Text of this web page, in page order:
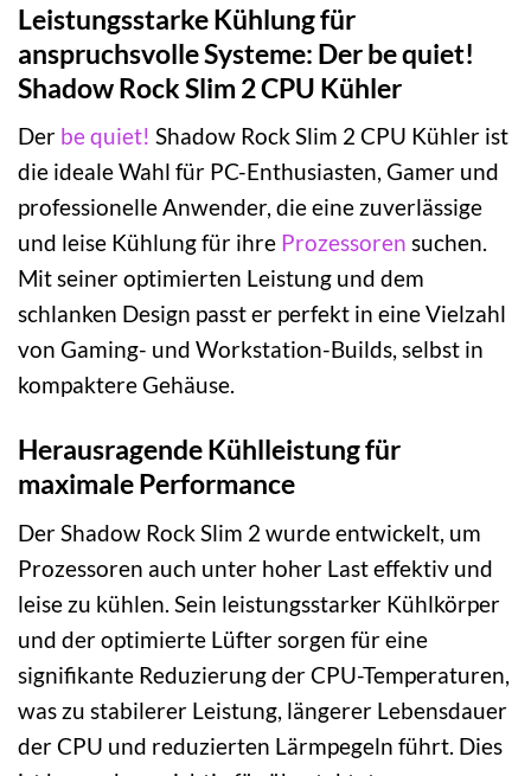
Leistungsstarke Kühlung für
anspruchsvolle Systeme: Der be quiet!
Shadow Rock Slim 2 CPU Kühler
Der be quiet! Shadow Rock Slim 2 CPU Kühler ist
die ideale Wahl für PC-Enthusiasten, Gamer und
professionelle Anwender, die eine zuverlässige
und leise Kühlung für ihre Prozessoren suchen.
Mit seiner optimierten Leistung und dem
schlanken Design passt er perfekt in eine Vielzahl
von Gaming- und Workstation-Builds, selbst in
kompaktere Gehäuse.
Herausragende Kühlleistung für
maximale Performance
Der Shadow Rock Slim 2 wurde entwickelt, um
Prozessoren auch unter hoher Last effektiv und
leise zu kühlen. Sein leistungsstarker Kühlkörper
und der optimierte Lüfter sorgen für eine
signifikante Reduzierung der CPU-Temperaturen,
was zu stabilerer Leistung, längerer Lebensdauer
der CPU und reduzierten Lärmpegeln führt. Dies